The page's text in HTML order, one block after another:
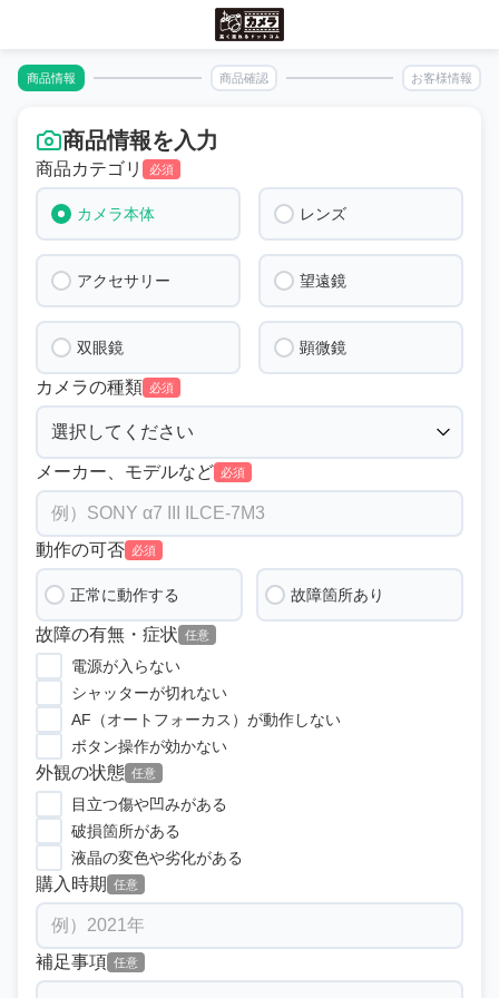
商品情報 商品確認 お客様情報
商品情報を入力
商品カテゴリ 必須
カメラ本体 レンズ
アクセサリー 望遠鏡
双眼鏡 顕微鏡
カメラの種類 必須
メーカー、モデルなど 必須
動作の可否 必須
正常に動作する 故障箇所あり
故障の有無・症状 任意
電源が入らない
シャッターが切れない
AF（オートフォーカス）が動作しない
ボタン操作が効かない
外観の状態 任意
目立つ傷や凹みがある
破損箇所がある
液晶の変色や劣化がある
購入時期 任意
補足事項 任意